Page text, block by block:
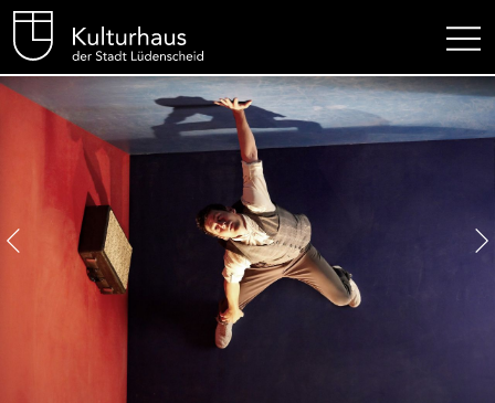
Kulturhaus Lüdenscheid